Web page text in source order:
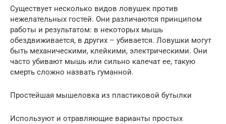
Существует несколько видов ловушек против
нежелательных гостей. Они различаются принципом
работы и результатом: в некоторых мышь
обездвиживается, в других – убивается. Ловушки могут
быть механическими, клейкими, электрическими. Они
часто убивают мышь или сильно калечат ее, такую
смерть сложно назвать гуманной.
Простейшая мышеловка из пластиковой бутылки
Используют и отравляющие варианты простых